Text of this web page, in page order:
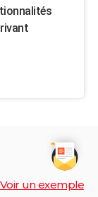
Voir un exemple